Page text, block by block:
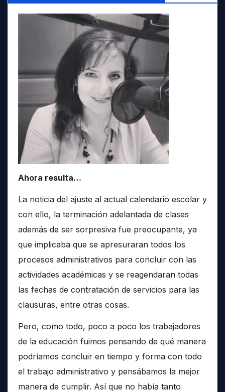
Ahora resulta…
La noticia del ajuste al actual calendario escolar y
con ello, la terminación adelantada de clases
además de ser sorpresiva fue preocupante, ya
que implicaba que se apresuraran todos los
procesos administrativos para concluir con las
actividades académicas y se reagendaran todas
las fechas de contratación de servicios para las
clausuras, entre otras cosas.
Pero, como todo, poco a poco los trabajadores
de la educación fuimos pensando de qué manera
podríamos concluir en tiempo y forma con todo
el trabajo administrativo y pensábamos la mejor
manera de cumplir. Así que no había tanto